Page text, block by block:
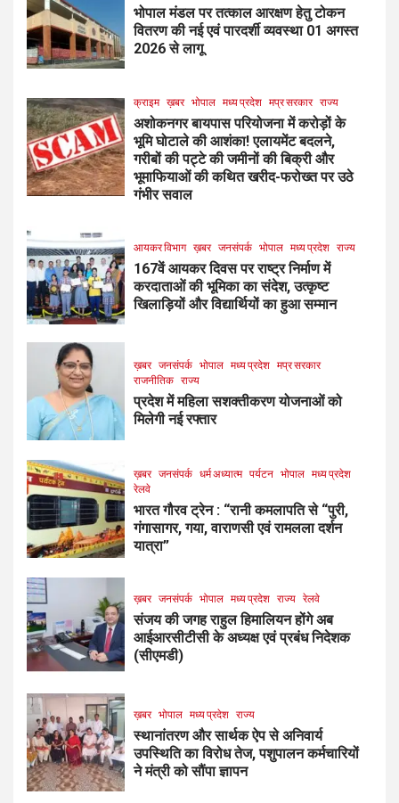
भोपाल मंडल पर तत्काल आरक्षण हेतु टोकन
वितरण की नई एवं पारदर्शी व्यवस्था 01 अगस्त
2026 से लागू
क्राइम ख़बर भोपाल मध्य प्रदेश मप्र सरकार राज्य
अशोकनगर बायपास परियोजना में करोड़ों के
भूमि घोटाले की आशंका! एलायमेंट बदलने,
गरीबों की पट्टे की जमीनों की बिक्री और
भूमाफियाओं की कथित खरीद-फरोख्त पर उठे
गंभीर सवाल
आयकर विभाग ख़बर जनसंपर्क भोपाल मध्य प्रदेश राज्य
167वें आयकर दिवस पर राष्ट्र निर्माण में
करदाताओं की भूमिका का संदेश, उत्कृष्ट
खिलाड़ियों और विद्यार्थियों का हुआ सम्मान
ख़बर जनसंपर्क भोपाल मध्य प्रदेश मप्र सरकार
राजनीतिक राज्य
प्रदेश में महिला सशक्तीकरण योजनाओं को
मिलेगी नई रफ्तार
ख़बर जनसंपर्क धर्म अध्यात्म पर्यटन भोपाल मध्य प्रदेश
रेलवे
भारत गौरव ट्रेन : “रानी कमलापति से “पुरी,
गंगासागर, गया, वाराणसी एवं रामलला दर्शन
यात्रा”
ख़बर जनसंपर्क भोपाल मध्य प्रदेश राज्य रेलवे
संजय की जगह राहुल हिमालियन होंगे अब
आईआरसीटीसी के अध्यक्ष एवं प्रबंध निदेशक
(सीएमडी)
ख़बर भोपाल मध्य प्रदेश राज्य
स्थानांतरण और सार्थक ऐप से अनिवार्य
उपस्थिति का विरोध तेज, पशुपालन कर्मचारियों
ने मंत्री को सौंपा ज्ञापन